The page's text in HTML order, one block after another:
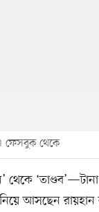
ফেসবুক থেকে
থেকে
আসছেন রায়হান